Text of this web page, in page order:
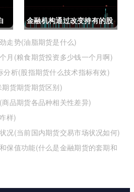
金融机构通过改变持有的股
指期货合约(股指期货合约
最长持有多久)
走势(油脂期货是什么)
月(粮食期货投资多少钱一个月啊)
分析(股指期货什么技术指标有效)
货期货期货区别)
品期货各品种相关性差异)
样)
况(当前国内期货交易市场状况如何)
保值功能(什么是金融期货的套期和